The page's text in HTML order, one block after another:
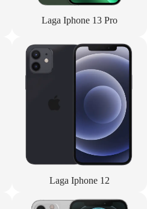
Laga Iphone 13 Pro
Laga Iphone 12